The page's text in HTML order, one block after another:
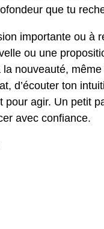
que tu
importante ou à
ou une
nouveauté,
d’écouter ton
pour agir. Un petit
avec confiance.